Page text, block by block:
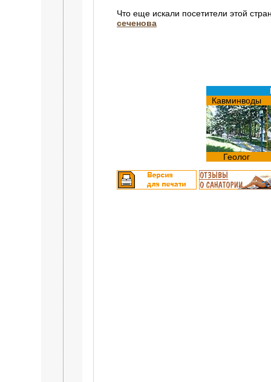
Что еще искали посетители этой
сеченова
Кавминводы
Геолог